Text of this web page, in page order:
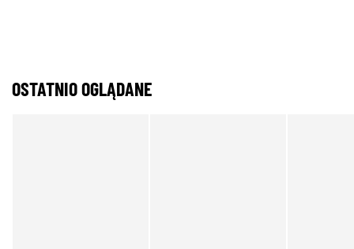
OSTATNIO OGLĄDANE